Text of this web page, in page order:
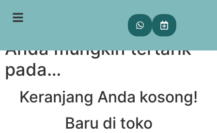
Keranjang
Anda mungkin tertarik
pada…
Keranjang Anda kosong!
Baru di toko